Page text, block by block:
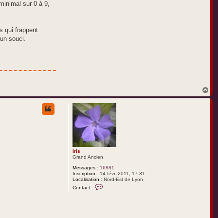
sur 0 à 9,
qui frappent
souci.
a
u
Iris
Grand Ancien
Messages : 16881
Inscription : 14 févr. 2011, 17:31
Localisation : Nord-Est de Lyon
Contact :